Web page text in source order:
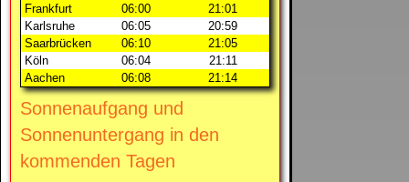
Frankfurt
06:00
21:01
Karlsruhe
06:05
20:59
Saarbrücken
06:10
21:05
Köln
06:04
21:11
Aachen
06:08 21:14
Sonnenaufgang und
Sonnenuntergang in den
kommenden Tagen